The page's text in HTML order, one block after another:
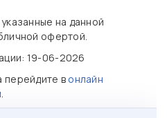
на данной
офертой.
19-06-2026
перейдите в онлайн
.